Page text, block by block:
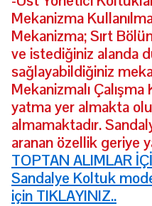
Mekanizma
Mekanizma; Sırt
ve istediğiniz alanda
sağlayabildiğiniz
Mekanizmalı
yatma yer almakta
almamaktadır.
aranan özellik geriye
TOPTAN ALIMLAR
Sandalye Koltuk
için TIKLAYINIZ..